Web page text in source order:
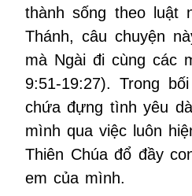
thành sống theo luật
Thánh, câu chuyện
mà Ngài đi cùng các
9:51-19:27). Trong
chứa đựng tình yêu
mình qua việc luôn
Thiên Chúa đổ đầy
em của mình.